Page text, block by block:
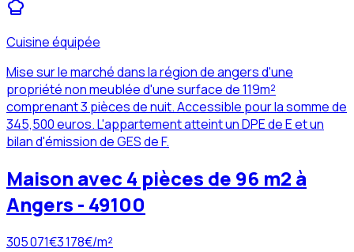
Cuisine équipée
Mise sur le marché dans la région de angers d'une
propriété non meublée d'une surface de 119m²
comprenant 3 pièces de nuit. Accessible pour la somme de
345,500 euros. L'appartement atteint un DPE de E et un
bilan d'émission de GES de F.
Maison avec 4 pièces de 96 m2 à
Angers - 49100
305 071€3 178€/m²